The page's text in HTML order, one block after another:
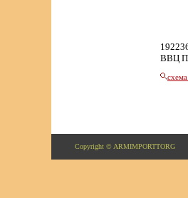
ВВЦ
Copyright © ARMIMPORTTORG